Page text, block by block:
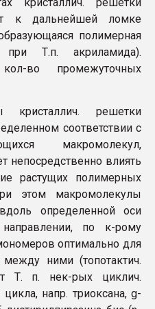
к дальнейшей ломке
полимерная
Т.п. акриламида).
во промежуточных
кристаллич. решетки
соответствии с
макромолекул,
непосредственно влиять
растущих полимерных
этом макромолекулы
определенной оси
по к-рому
оптимально для
ними (топотактич.
Т. п. нек-рых циклич.
напр. триоксана, g-